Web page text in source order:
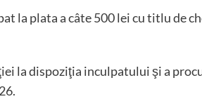
la plata a câte 500 lei cu titlu de
la dispoziţia inculpatului şi a